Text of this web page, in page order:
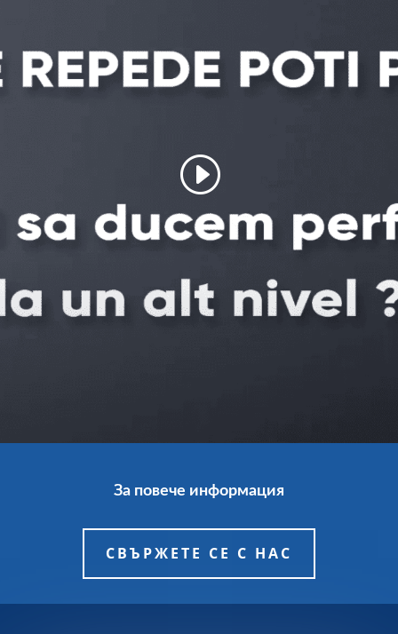
За повече информация
СВЪРЖЕТЕ СЕ С НАС